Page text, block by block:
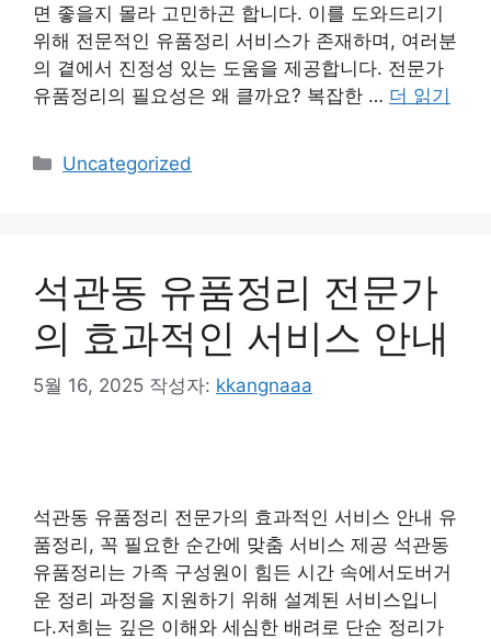
면 좋을지 몰라 고민하곤 합니다. 이를 도와드리기
위해 전문적인 유품정리 서비스가 존재하며, 여러분
의 곁에서 진정성 있는 도움을 제공합니다. 전문가
유품정리의 필요성은 왜 클까요? 복잡한 … 더 읽기
카
Uncategorized
석관동 유품정리 전문가
의 효과적인 서비스 안내
5월 16, 2025 작성자: kkangnaaa
석관동 유품정리 전문가의 효과적인 서비스 안내 유
품정리, 꼭 필요한 순간에 맞춤 서비스 제공 석관동
유품정리는 가족 구성원이 힘든 시간 속에서도버거
운 정리 과정을 지원하기 위해 설계된 서비스입니
다.저희는 깊은 이해와 세심한 배려로 단순 정리가